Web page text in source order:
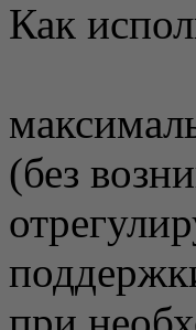
Как
(без